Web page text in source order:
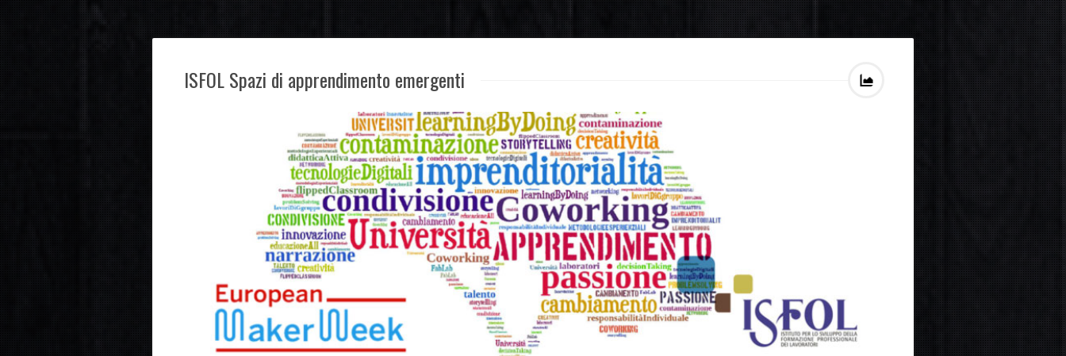
ISFOL Spazi di apprendimento emergenti